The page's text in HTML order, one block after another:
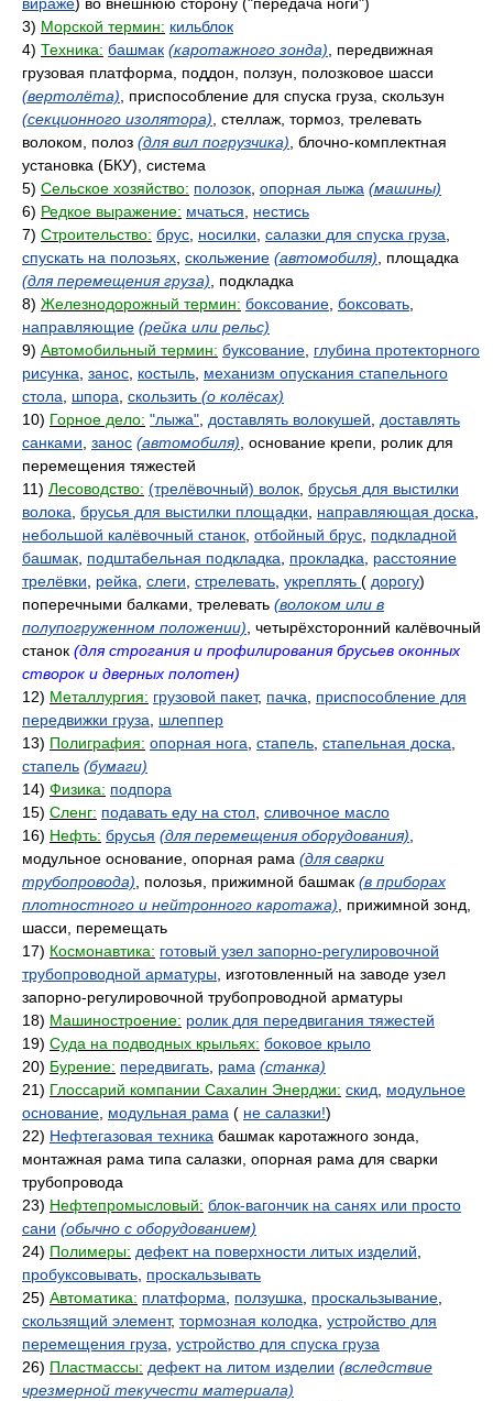
3) Морской термин: кильблок
4) Техника: башмак (каротажного зонда) , передвижная
грузовая платформа, поддон, ползун, полозковое шасси
(вертолёта) , приспособление для спуска груза, скользун
(секционного изолятора) , стеллаж, тормоз, трелевать
волоком, полоз (для вил погрузчика) , блочно-комплектная
установка (БКУ), система
5) Сельское хозяйство: полозок опорная лыжа (машины)
6) Редкое выражение: мчаться
нестись
7) Строительство: брус носилки салазки для спуска груза
спускать на полозьях скольжение (автомобиля) , площадка
(для перемещения груза) , подкладка
8) Железнодорожный термин: боксование боксовать
направляющие (рейка или рельс)
9) Автомобильный термин: буксование глубина протекторного
рисунка занос костыль механизм опускания стапельного
стола
шпора скользить (о колёсах)
10) Горное дело: "лыжа" доставлять волокушей
доставлять
санками занос (автомобиля) , основание крепи, ролик для
перемещения тяжестей
11) Лесоводство: (трелёвочный) волок брусья для выстилки
волока брусья для выстилки площадки направляющая доска
небольшой калёвочный станок отбойный брус подкладной
башмак подштабельная подкладка прокладка
расстояние
трелёвки
рейка слеги стрелевать укреплять ( дорогу)
поперечными балками, трелевать (волоком или в
полупогруженном положении) , четырёхсторонний калёвочный
станок (для строгания и профилирования брусьев оконных
створок и дверных полотен)
12) Металлургия: грузовой пакет, пачка
приспособление для
передвижки груза
шлеппер
13) Полиграфия: опорная нога стапель стапельная доска
стапель (бумаги)
14) Физика: подпора
15) Сленг: подавать еду на стол сливочное масло
16) Нефть: брусья (для перемещения оборудования)
модульное основание, опорная рама (для сварки
трубопровода) , полозья, прижимной башмак (в приборах
плотностного и нейтронного каротажа) , прижимной зонд,
шасси, перемещать
17) Космонавтика: готовый узел запорно-регулировочной
трубопроводной арматуры , изготовленный на заводе узел
запорно-регулировочной трубопроводной арматуры
18) Машиностроение: ролик для передвигания тяжестей
19) Суда на подводных крыльях: боковое крыло
20) Бурение: передвигать рама (станка)
21) Глоссарий компании Сахалин Энерджи: скид
модульное
основание модульная рама ( не салазки!)
22) Нефтегазовая техника башмак каротажного зонда,
монтажная рама типа салазки, опорная рама для сварки
трубопровода
23) Нефтепромысловый: блок-вагончик на санях или просто
сани (обычно с оборудованием)
24) Полимеры: дефект на поверхности литых изделий
пробуксовывать проскальзывать
25) Автоматика: платформа ползушка проскальзывание
скользящий элемент, тормозная колодка устройство для
перемещения груза устройство для спуска груза
26) Пластмассы: дефект на литом изделии (вследствие
чрезмерной текучести материала)